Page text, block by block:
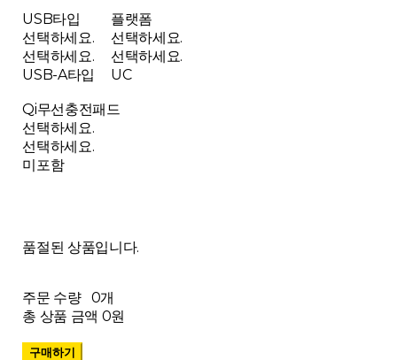
USB타입
선택하세요.
선택하세요.
USB-A타입
플랫폼
선택하세요.
선택하세요.
UC
Qi무선충전패드
선택하세요.
선택하세요.
미포함
품절된 상품입니다.
주문 수량 0개
총 상품 금액 0원
구매하기